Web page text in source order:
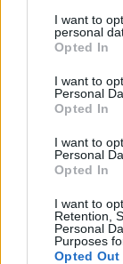
not limited to
grant or deny
use your data
consent section.
I want to
personal
Opted In
I want to
Personal
Opted In
I want to
Personal
Opted In
I want to
Retention,
Personal
Purposes
Opted Out
I
I